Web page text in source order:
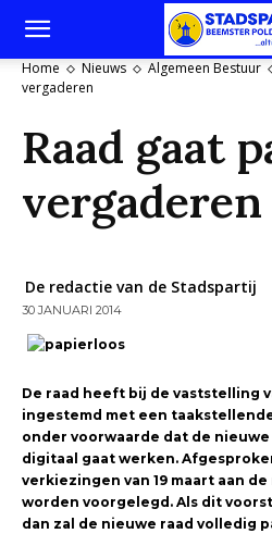
Home Nieuws Algemeen Bestuur
vergaderen
Raad gaat
vergaderen
De redactie van de Stadspartij
30 JANUARI 2014
De raad heeft bij de vaststelling
ingestemd met een
onder voorwaarde dat de nieuwe
digitaal gaat werken.
verkiezingen van 19 maart aan
worden voorgelegd. Als dit
dan zal de nieuwe raad volledig